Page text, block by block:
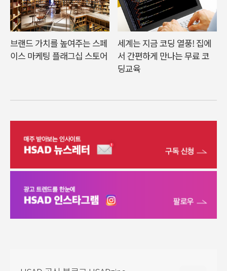
브랜드 가치를 높여주는 스페
이스 마케팅 플래그십 스토어
세계는 지금 코딩 열풍! 집에
서 간편하게 만나는 무료 코
딩교육